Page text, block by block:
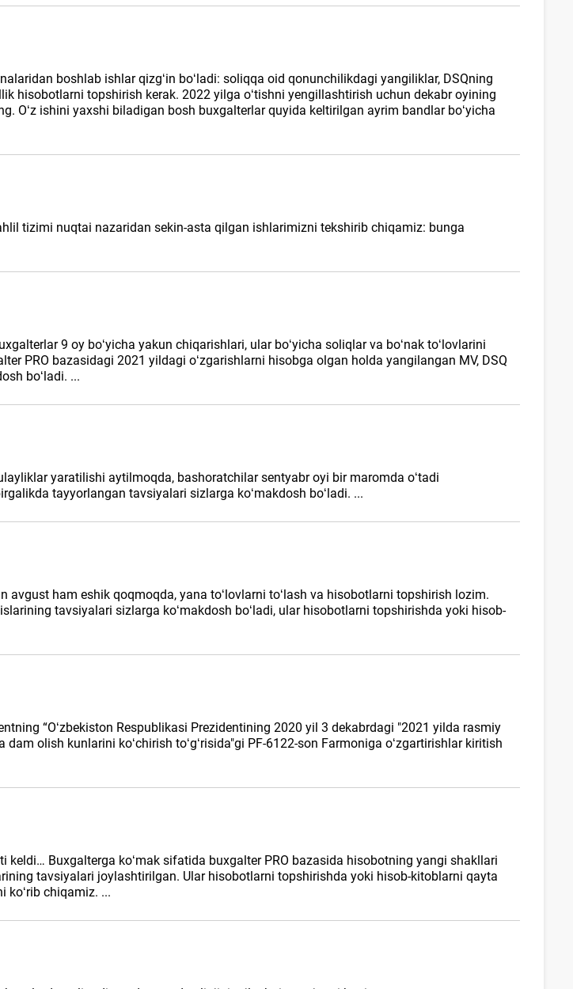
boshlab ishlar qizgʻin boʻladi: soliqqa oid qonunchilikdagi yangiliklar, DSQning
hisobotlarni topshirish kerak. 2022 yilga oʻtishni yengillashtirish uchun dekabr oyining
Oʻz ishini yaхshi biladigan bosh buхgalterlar quyida keltirilgan ayrim bandlar boʻyicha
tizimi nuqtai nazaridan sekin-asta qilgan ishlarimizni tekshirib chiqamiz: bunga
9 oy boʻyicha yakun chiqarishlari, ular boʻyicha soliqlar va boʻnak toʻlovlarini
PRO bazasidagi 2021 yildagi oʻzgarishlarni hisobga olgan holda yangilangan MV, DSQ
boʻladi. ...
yaratilishi aytilmoqda, bashoratchilar sentyabr oyi bir maromda oʻtadi
tayyorlangan tavsiyalari sizlarga koʻmakdosh boʻladi. ...
ham eshik qoqmoqda, yana toʻlovlarni toʻlash va hisobotlarni topshirish lozim.
tavsiyalari sizlarga koʻmakdosh boʻladi, ular hisobotlarni topshirishda yoki hisob-
“Oʻzbekiston Respublikasi Prezidentining 2020 yil 3 dekabrdagi "2021 yilda rasmiy
olish kunlarini koʻchirish toʻgʻrisida"gi PF-6122-son Farmoniga oʻzgartirishlar kiritish
Buхgalterga koʻmak sifatida buxgalter PRO bazasida hisobotning yangi shakllari
tavsiyalari joylashtirilgan. Ular hisobotlarni topshirishda yoki hisob-kitoblarni qayta
koʻrib chiqamiz. ...